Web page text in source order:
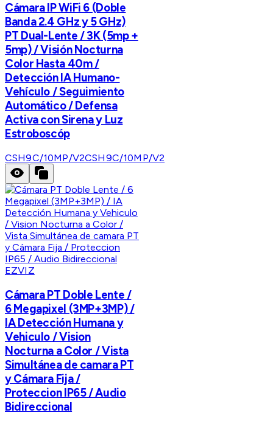
Cámara IP WiFi 6 (Doble
Banda 2.4 GHz y 5 GHz)
PT Dual-Lente / 3K (5mp +
5mp) / Visión Nocturna
Color Hasta 40m /
Detección IA Humano-
Vehículo / Seguimiento
Automático / Defensa
Activa con Sirena y Luz
Estroboscóp
CSH9C/10MP/V2CSH9C/10MP/V2
EZVIZ
Cámara PT Doble Lente /
6 Megapixel (3MP+3MP) /
IA Detección Humana y
Vehiculo / Vision
Nocturna a Color / Vista
Simultánea de camara PT
y Cámara Fija /
Proteccion IP65 / Audio
Bidireccional